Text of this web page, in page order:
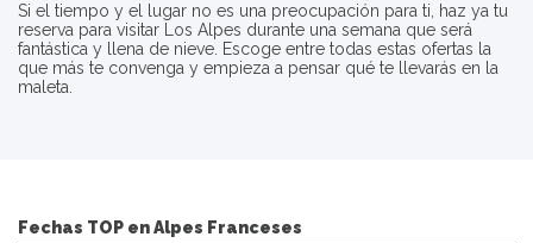
Si el tiempo y el lugar no es una preocupación para ti, haz ya tu
reserva para visitar Los Alpes durante una semana que será
fantástica y llena de nieve. Escoge entre todas estas ofertas la
que más te convenga y empieza a pensar qué te llevarás en la
maleta.
Fechas TOP en Alpes Franceses